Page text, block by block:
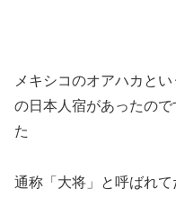
メキシコのオアハカと
の日本人宿があったの
た
通称「大将」と呼ばれ